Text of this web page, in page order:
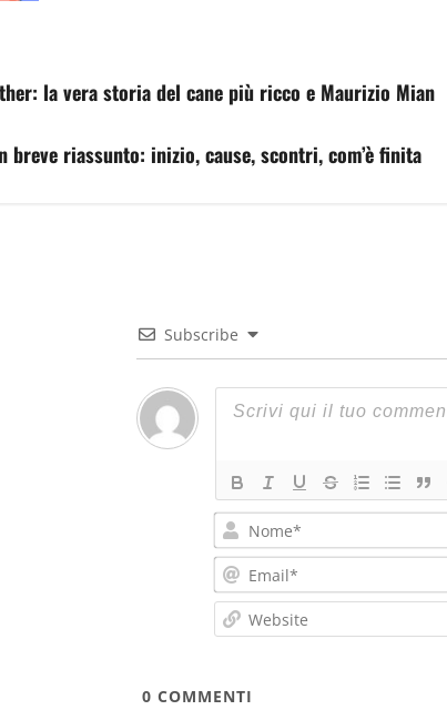
la vera storia del cane più ricco e Maurizio Mian
breve riassunto: inizio, cause, scontri, com’è finita
Subscribe
0 COMMENTI